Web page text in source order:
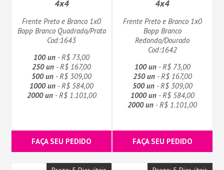
4x4
Frente Preto e Branco 1x0
Bopp Branco Quadrado/Prata
Cod:1643
100 un - R$ 73,00
250 un - R$ 167,00
500 un - R$ 309,00
1000 un - R$ 584,00
2000 un- R$ 1.101,00
FAÇA SEU PEDIDO
4x4
Frente Preto e Branco 1x0
Bopp Branco
Redondo/Dourado
Cod:1642
100 un- R$ 73,00
250 un- R$ 167,00
500 un- R$ 309,00
1000 un- R$ 584,00
2000 un - R$ 1.101,00
FAÇA SEU PEDIDO